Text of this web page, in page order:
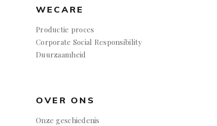
WECARE
Productie proces
Corporate Social Responsibility
Duurzaamheid
OVER ONS
Onze geschiedenis